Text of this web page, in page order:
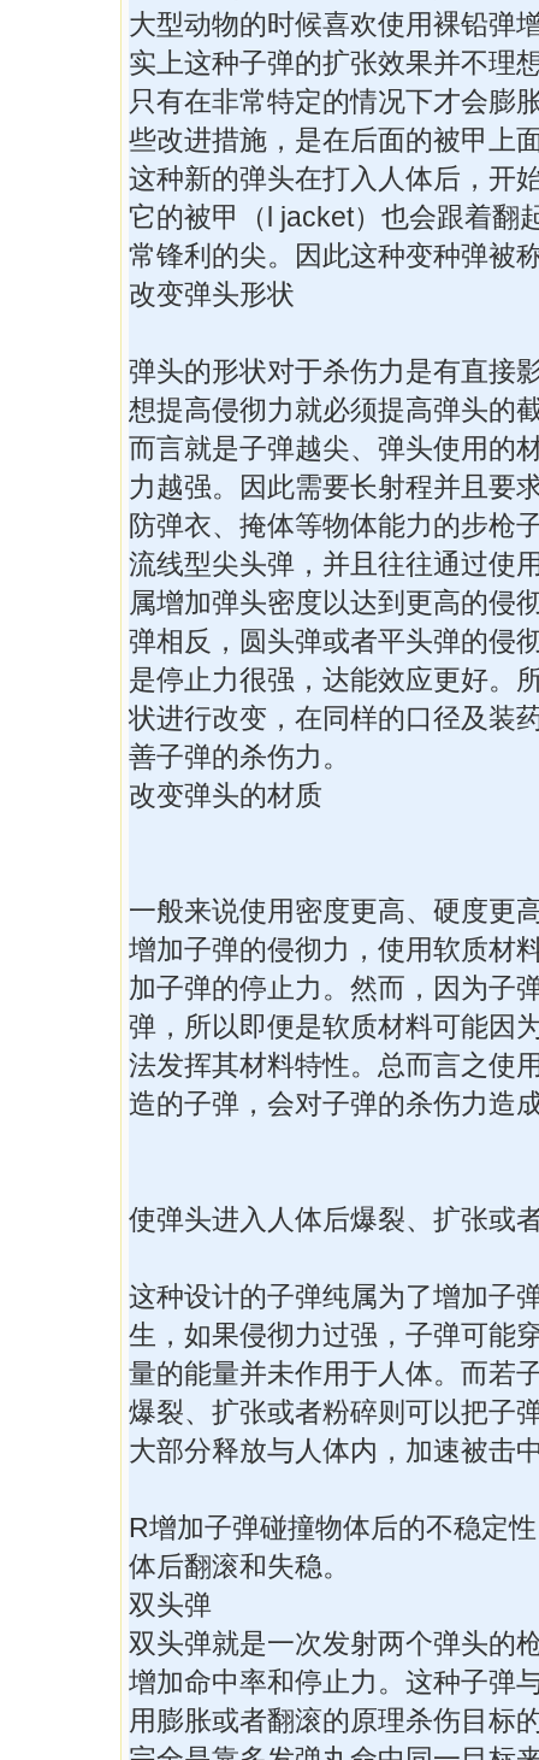
大型动物的时候喜欢使用裸铅弹
实上这种子弹的扩张效果并不理
只有在非常特定的情况下才会膨
些改进措施，是在后面的被甲上
这种新的弹头在打入人体后，开
它的被甲（l jacket）也会跟着翻
常锋利的尖。因此这种变种弹被
改变弹头形状
弹头的形状对于杀伤力是有直接
想提高侵彻力就必须提高弹头的
而言就是子弹越尖、弹头使用的
力越强。因此需要长射程并且要
防弹衣、掩体等物体能力的步枪
流线型尖头弹，并且往往通过使
属增加弹头密度以达到更高的侵
弹相反，圆头弹或者平头弹的侵
是停止力很强，达能效应更好。
状进行改变，在同样的口径及装
善子弹的杀伤力。
改变弹头的材质
一般来说使用密度更高、硬度更
增加子弹的侵彻力，使用软质材
加子弹的停止力。然而，因为子
弹，所以即便是软质材料可能因
法发挥其材料特性。总而言之使
造的子弹，会对子弹的杀伤力造
使弹头进入人体后爆裂、扩张或
这种设计的子弹纯属为了增加子
生，如果侵彻力过强，子弹可能
量的能量并未作用于人体。而若
爆裂、扩张或者粉碎则可以把子
大部分释放与人体内，加速被击
R增加子弹碰撞物体后的不稳定
体后翻滚和失稳。
双头弹
双头弹就是一次发射两个弹头的
增加命中率和停止力。这种子弹
用膨胀或者翻滚的原理杀伤目标